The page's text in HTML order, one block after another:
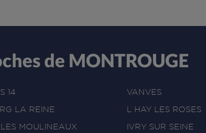
de MONTROUGE
14
VANVES
LA REINE
L HAY LES ROSES
LES MOULINEAUX IVRY SUR SEINE